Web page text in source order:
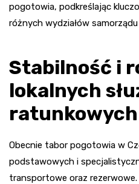
pogotowia, podkreślając
różnych wydziałów
Stabilność i
lokalnych
ratunkowych
Obecnie tabor pogotowia w
podstawowych i
transportowe oraz